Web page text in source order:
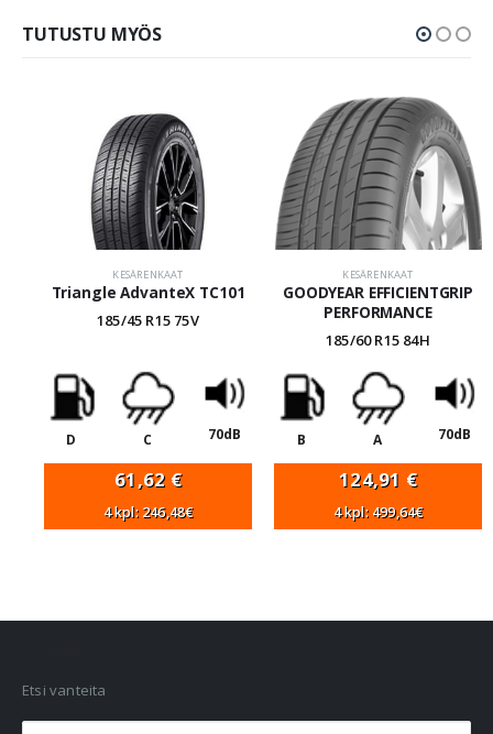
TUTUSTU MYÖS
KESÄRENKAAT
Triangle AdvanteX TC101
185/45 R15 75V
D C 70dB
61,62 €
4 kpl: 246,48€
KESÄRENKAAT
GOODYEAR EFFICIENTGRIP
PERFORMANCE
185/60 R15 84H
B A 70dB
124,91 €
4 kpl: 499,64€
Etsi vanteita